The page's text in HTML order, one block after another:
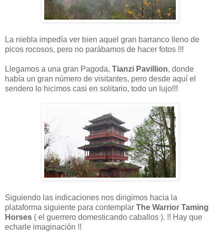
La niebla impedía ver bien aquel gran barranco lleno de
picos rocosos, pero no parábamos de hacer fotos !!!
Llegamos a una gran Pagoda, Tianzi Pavillion, donde
había un gran número de visitantes, pero desde aquí el
sendero lo hicimos casi en solitario, todo un lujo!!!
Siguiendo las indicaciones nos dirigimos hacia la
plataforma siguiente para contemplar The Warrior Taming
Horses ( el guerrero domesticando caballos ). !! Hay que
echarle imaginación !!